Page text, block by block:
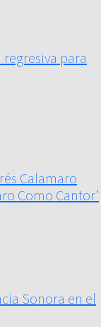
para
Calamaro
Como Cantor’
Sonora en el